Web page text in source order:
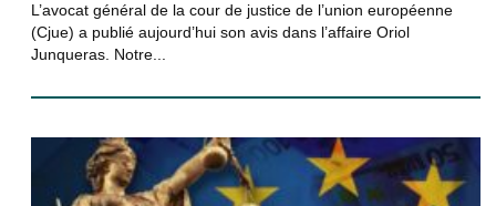
L’avocat général de la cour de justice de l’union européenne
(Cjue) a publié aujourd’hui son avis dans l’affaire Oriol
Junqueras. Notre...